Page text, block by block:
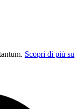
Scopri di più su